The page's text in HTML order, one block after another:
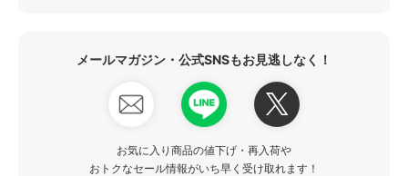
メールマガジン・公式SNSもお見逃しなく！
お気に入り商品の値下げ・再入荷や
おトクなセール情報がいち早く受け取れます！